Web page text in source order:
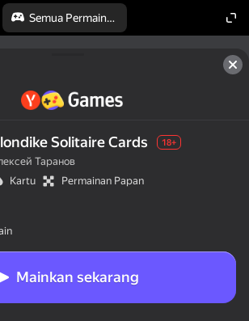
Semua Permainan
Solitaire Cards 18+
Таранов
Kartu
Permainan Papan
Mainkan sekarang